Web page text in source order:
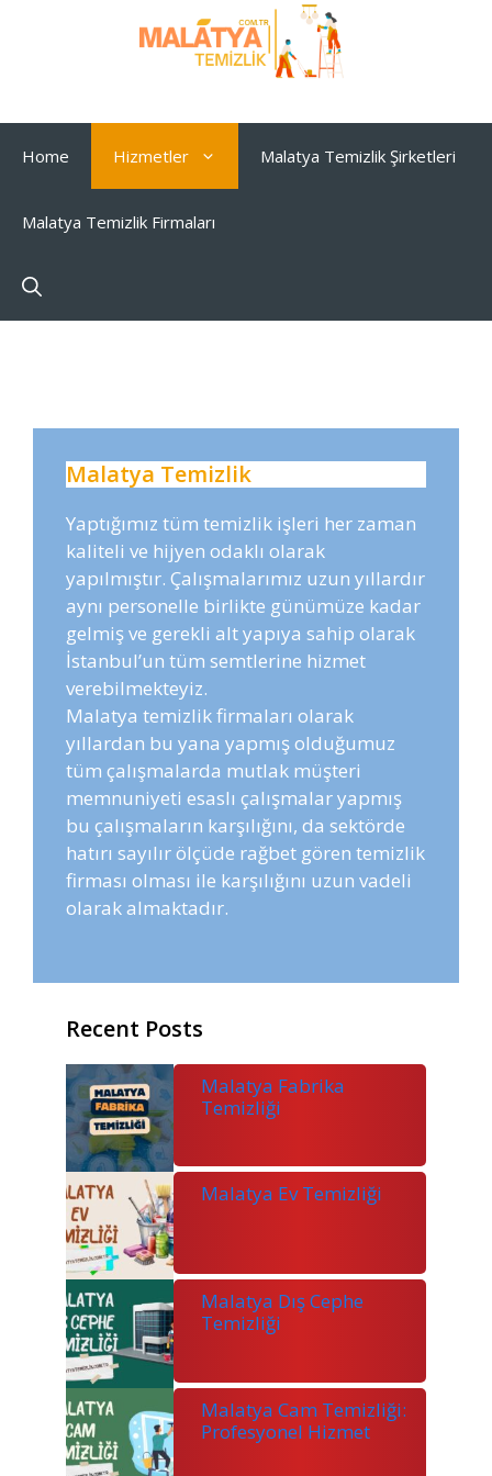
Home Hizmetler Malatya Temizlik Şirketleri
Malatya Temizlik Firmaları
Malatya Temizlik
Yaptığımız tüm temizlik işleri her zaman
kaliteli ve hijyen odaklı olarak
yapılmıştır. Çalışmalarımız uzun yıllardır
aynı personelle birlikte günümüze kadar
gelmiş ve gerekli alt yapıya sahip olarak
İstanbul’un tüm semtlerine hizmet
verebilmekteyiz.
Malatya temizlik firmaları olarak
yıllardan bu yana yapmış olduğumuz
tüm çalışmalarda mutlak müşteri
memnuniyeti esaslı çalışmalar yapmış
bu çalışmaların karşılığını, da sektörde
hatırı sayılır ölçüde rağbet gören temizlik
firması olması ile karşılığını uzun vadeli
olarak almaktadır.
Recent Posts
Malatya Fabrika
Temizliği
Malatya Ev Temizliği
Malatya Dış Cephe
Temizliği
Malatya Cam Temizliği:
Profesyonel Hizmet